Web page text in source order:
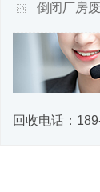
倒闭厂房
回收电话：